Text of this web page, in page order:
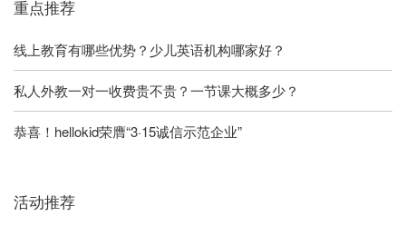
重点推荐
线上教育有哪些优势？少儿英语机构哪家好？
私人外教一对一收费贵不贵？一节课大概多少？
恭喜！hellokid荣膺“3·15诚信示范企业”
活动推荐